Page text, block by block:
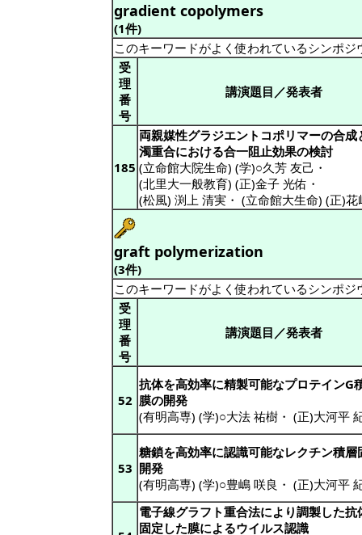
gradient copolymers
(1件)
このキーワードがよく使われているシンポ
受
理
番
号
講演題目／発表者
185
両親媒性グラジエントコポリマーの合成
濁重合における合一阻止効果の検討
(立命館大院生命) (学)○久芳 友己 ・
(北里大一般教育) (正)金子 光佑 ・
(松風) 渕上 清実 ・ (立命館大生命) (正)花
graft polymerization
(3件)
このキーワードがよく使われているシンポ
受
理
番
号
講演題目／発表者
52
抗体を高効率に精製可能なプロテインG
膜の開発
(有明高専) (学)○大法 祐樹 ・ (正)大河平
53
糖鎖を高効率に認識可能なレクチン積層
開発
(有明高専) (学)○豊嶋 咲良 ・ (正)大河平
電子線グラフト重合法により調製した抗
固定した膜によるウイルス認識